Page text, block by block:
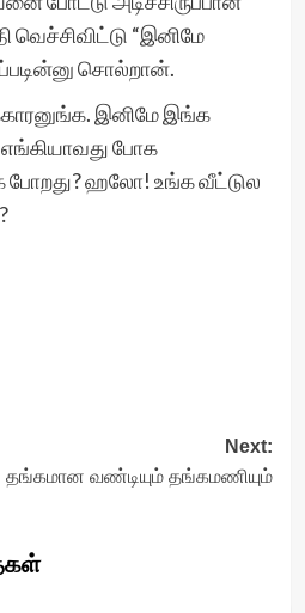
வெச்சிவிட்டு “இனிமே
சொல்றான்.
இனிமே இங்க
போக
போறது? ஹலோ! உங்க வீட்டுல
Next:
தங்கமான வண்டியும் தங்கமணியும்